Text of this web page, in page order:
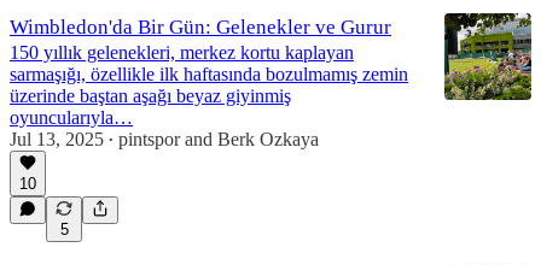
Wimbledon'da Bir Gün: Gelenekler ve Gurur
150 yıllık gelenekleri, merkez kortu kaplayan
sarmaşığı, özellikle ilk haftasında bozulmamış zemin
üzerinde baştan aşağı beyaz giyinmiş
oyuncularıyla…
Jul 13, 2025 • pintsporand Berk Ozkaya
10
5